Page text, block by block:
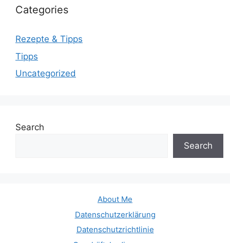
Categories
Rezepte & Tipps
Tipps
Uncategorized
Search
Search
About Me
Datenschutzerklärung
Datenschutzrichtlinie